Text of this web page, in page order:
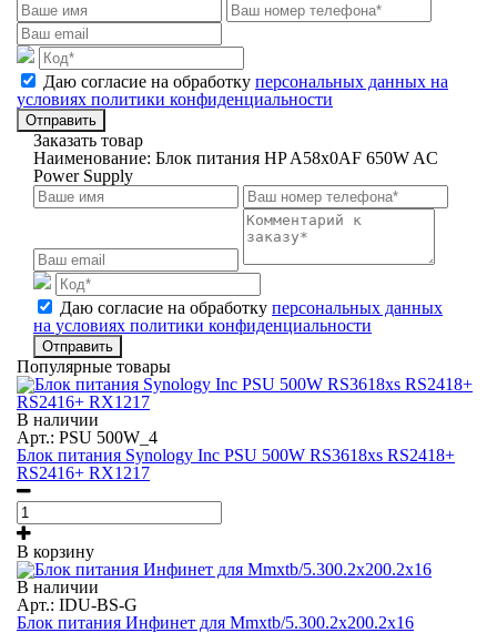
Даю согласие на обработку персональных данных на
условиях политики конфиденциальности
Отправить
Заказать товар
Наименование: Блок питания HP A58x0AF 650W AC
Power Supply
Даю согласие на обработку персональных данных
на условиях политики конфиденциальности
Отправить
Популярные товары
В наличии
Арт.: PSU 500W_4
Блок питания Synology Inc PSU 500W RS3618xs RS2418+
RS2416+ RX1217
В корзину
В наличии
Арт.: IDU-BS-G
Блок питания Инфинет для Mmxtb/5.300.2x200.2x16